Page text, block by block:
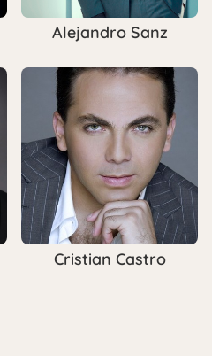
Alejandro Sanz
Cristian Castro